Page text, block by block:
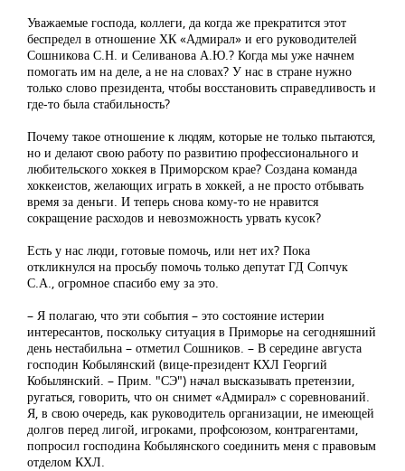
Уважаемые господа, коллеги, да когда же прекратится этот
беспредел в отношение ХК «Адмирал» и его руководителей
Сошникова С.Н. и Селиванова А.Ю.? Когда мы уже начнем
помогать им на деле, а не на словах? У нас в стране нужно
только слово президента, чтобы восстановить справедливость и
где-то была стабильность?
Почему такое отношение к людям, которые не только пытаются,
но и делают свою работу по развитию профессионального и
любительского хоккея в Приморском крае? Создана команда
хоккеистов, желающих играть в хоккей, а не просто отбывать
время за деньги. И теперь снова кому-то не нравится
сокращение расходов и невозможность урвать кусок?
Есть у нас люди, готовые помочь, или нет их? Пока
откликнулся на просьбу помочь только депутат ГД Сопчук
С.А., огромное спасибо ему за это.
– Я полагаю, что эти события – это состояние истерии
интересантов, поскольку ситуация в Приморье на сегодняшний
день нестабильна – отметил Сошников. – В середине августа
господин Кобылянский (вице-президент КХЛ Георгий
Кобылянский. – Прим. "СЭ") начал высказывать претензии,
ругаться, говорить, что он снимет «Адмирал» с соревнований.
Я, в свою очередь, как руководитель организации, не имеющей
долгов перед лигой, игроками, профсоюзом, контрагентами,
попросил господина Кобылянского соединить меня с правовым
отделом КХЛ.